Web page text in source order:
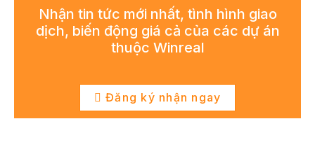
Nhận tin tức mới nhất, tình hình giao
dịch, biến động giá cả của các dự án
thuộc Winreal
Đăng ký nhận ngay